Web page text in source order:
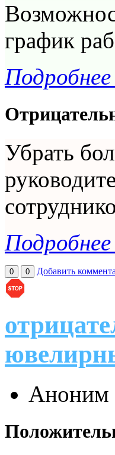
график
Убрать
0 0 Добавить
Аноним